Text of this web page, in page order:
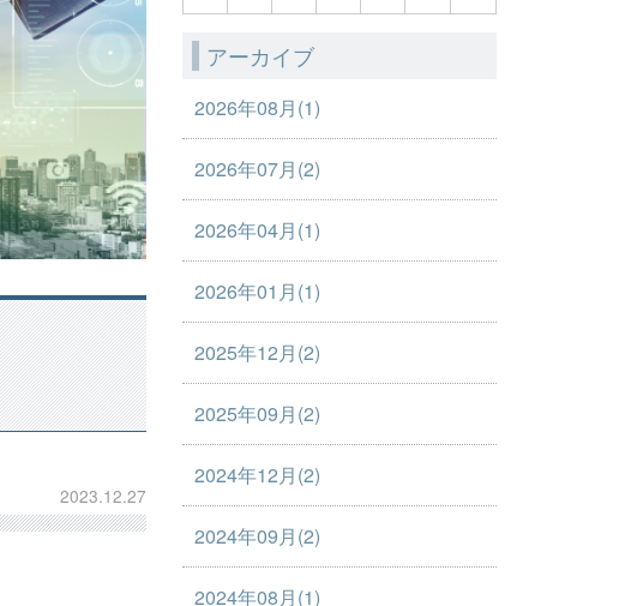
2023.12.27
アーカイブ
2026年08月(1)
2026年07月(2)
2026年04月(1)
2026年01月(1)
2025年12月(2)
2025年09月(2)
2024年12月(2)
2024年09月(2)
2024年08月(1)